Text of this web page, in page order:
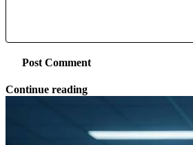
Post Comment
Continue reading